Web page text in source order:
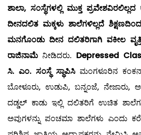
ಶಾಲಾ, ಸಂಸ್ಥೆಗಳಲ್ಲಿ ಮುಕ್ತ
ದೀನದಲಿತ ಮಕ್ಕಳು ಶಾಲೆಗಳಿಲ್ಲದೆ ಶಿಕ್ಷಣದಿಂದ
ಮನಗೊಂಡು ದೀನ ದಲಿತರಿಗಾಗಿ ವಕೀಲ
ರಾಜಿನಾಮೆನೀಡಿದರು. Depressed
ಸಿ. ಎಂ. ಸಂಸ್ಥೆ ಸ್ಥಾಪಿಸಿಮಂಗಳೂರಿನ
ಬೋಳೂರು, ಉಡುಪಿ, ಬನ್ನಂಜೆ, ನೇಜಾರು,
ದಡ್ಡಲ್ ಕಾಡು ಇಲ್ಲಿ ದಲಿತರಿಗೆ ಉಚಿತ
ಅವುಗಳನ್ನು ಪಂಚಮಾ ಶಾಲೆಗಳು ಎಂದು